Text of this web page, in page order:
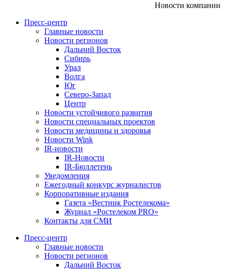
Новости компании
Пресс-центр
Главные новости
Новости регионов
Дальний Восток
Сибирь
Урал
Волга
Юг
Северо-Запад
Центр
Новости устойчивого развития
Новости специальных проектов
Новости медицины и здоровья
Новости Wink
IR-новости
IR-Новости
IR-Бюллетень
Уведомления
Ежегодный конкурс журналистов
Корпоративные издания
Газета «Вестник Ростелекома»
Журнал «Ростелеком PRO»
Контакты для СМИ
Пресс-центр
Главные новости
Новости регионов
Дальний Восток